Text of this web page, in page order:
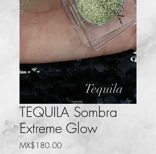
TEQUILA Sombra
Extreme Glow
MX$180.00Price